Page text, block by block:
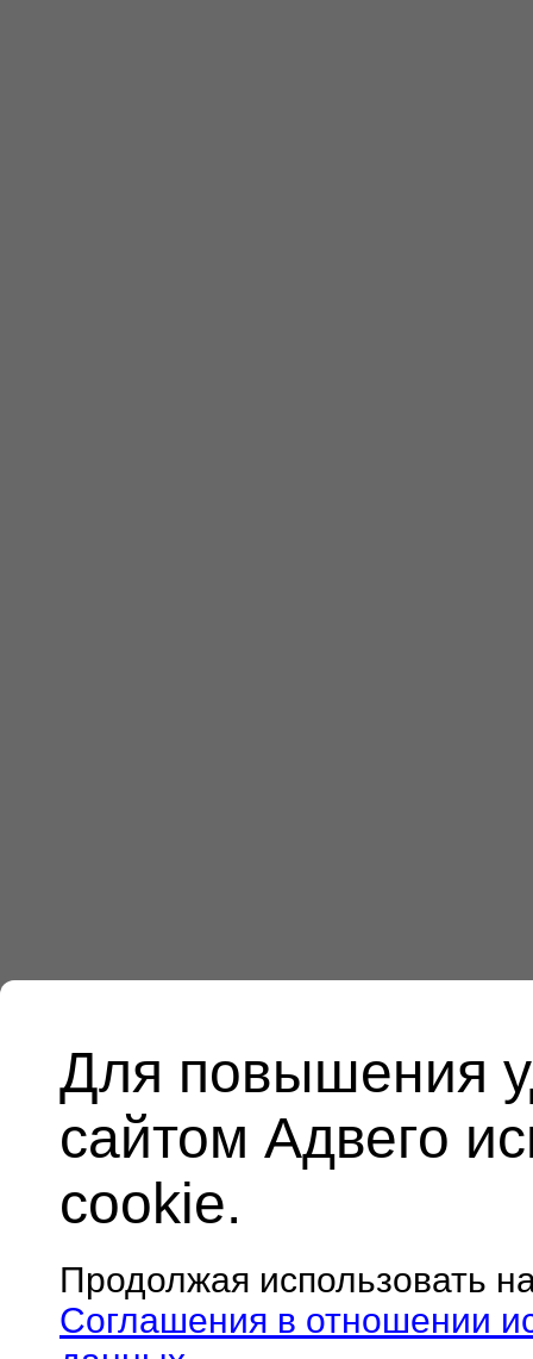
Для повышения
сайтом Адвего
cookie.
Продолжая использовать
Соглашения в отношении